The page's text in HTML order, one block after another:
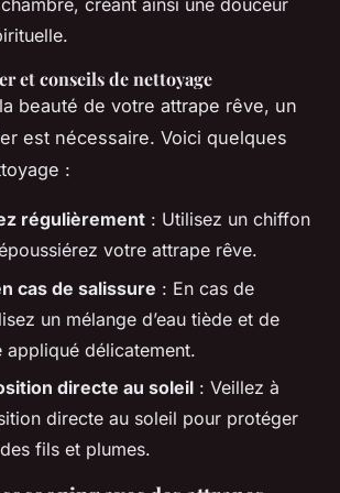
créant ainsi une douceur
et conseils de nettoyage
beauté de votre attrape rêve, un
est nécessaire. Voici quelques
:
régulièrement : Utilisez un chiffon
votre attrape rêve.
cas de salissure : En cas de
un mélange d’eau tiède et de
appliqué délicatement.
directe au soleil : Veillez à
directe au soleil pour protéger
fils et plumes.